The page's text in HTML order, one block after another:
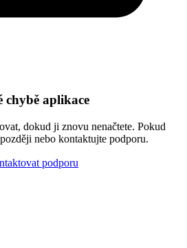
chybě aplikace
dokud ji znovu nenačtete. Pokud
nebo kontaktujte podporu.
podporu